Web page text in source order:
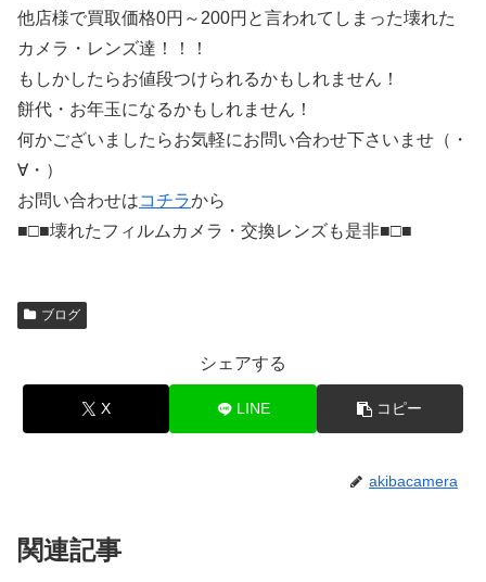
他店様で買取価格0円～200円と言われてしまった壊れた
カメラ・レンズ達！！！
もしかしたらお値段つけられるかもしれません！
餅代・お年玉になるかもしれません！
何かございましたらお気軽にお問い合わせ下さいませ（・
∀・）
お問い合わせはコチラから
■□■壊れたフィルムカメラ・交換レンズも是非■□■
ブログ
シェアする
X LINE コピー
akibacamera
関連記事